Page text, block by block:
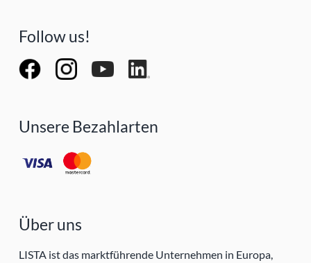
Follow us!
Unsere Bezahlarten
Über uns
LISTA ist das marktführende Unternehmen in Europa,